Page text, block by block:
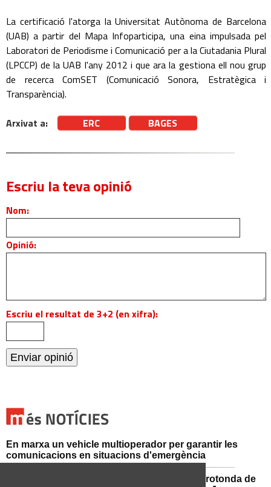
La certificació l'atorga la Universitat Autònoma de Barcelona
(UAB) a partir del Mapa Infoparticipa, una eina impulsada pel
Laboratori de Periodisme i Comunicació per a la Ciutadania Plural
(LPCCP) de la UAB l'any 2012 i que ara la gestiona ell nou grup
de recerca ComSET (Comunicació Sonora, Estratègica i
Transparència).
Arxivat a:
ERC BAGES
Escriu la teva opinió
Nom:
Opinió:
Escriu el resultat de 3+2 (en xifra):
En marxa un vehicle multioperador per garantir les
comunicacions en situacions d'emergència
Afectacions al trànsit aquest divendres a la rotonda de